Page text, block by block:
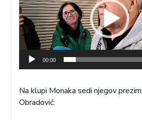
00:00
Na klupi Monaka sedi njegov
Obradović: